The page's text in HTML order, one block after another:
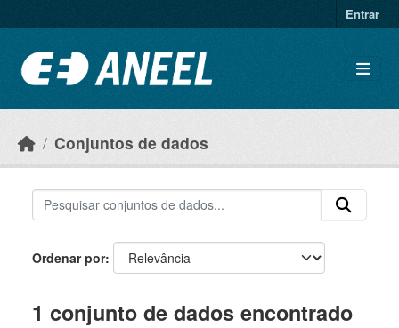
Entrar
Conjuntos de dados
Ordenar por
1 conjunto de dados encontrado